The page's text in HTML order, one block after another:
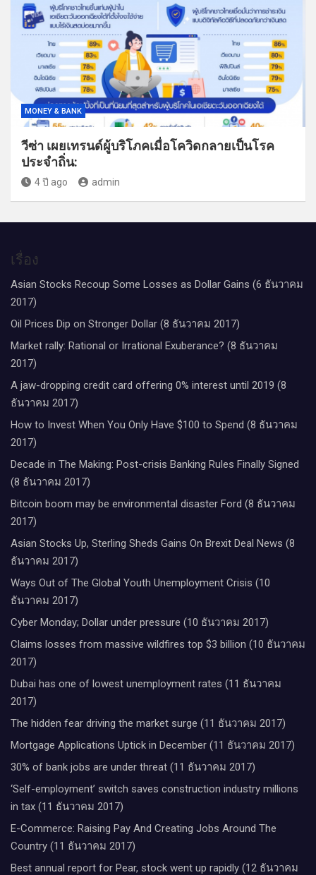
MONEY & BANK
วีซ่า เผยเทรนด์ผู้บริโภคเมื่อโควิดกลายเป็นโรค
ประจำถิ่น:
4 ปี ago admin
เรื่อง
Asian Stocks Recoup Some Losses as Dollar Gains (6 ธันวาคม
2017)
Oil Prices Dip on Stronger Dollar (8 ธันวาคม 2017)
Market rally: Rational or Irrational Exuberance? (8 ธันวาคม
2017)
A jaw-dropping credit card offering 0% interest until 2019 (8
ธันวาคม 2017)
How to Invest When You Only Have $100 to Spend (8 ธันวาคม
2017)
Decade in The Making: Post-crisis Banking Rules Finally Signed
(8 ธันวาคม 2017)
Bitcoin boom may be environmental disaster Ford (8 ธันวาคม
2017)
Asian Stocks Up, Sterling Sheds Gains On Brexit Deal News (8
ธันวาคม 2017)
Ways Out of The Global Youth Unemployment Crisis (10
ธันวาคม 2017)
Cyber Monday; Dollar under pressure (10 ธันวาคม 2017)
Claims losses from massive wildfires top $3 billion (10 ธันวาคม
2017)
Dubai has one of lowest unemployment rates (11 ธันวาคม
2017)
The hidden fear driving the market surge (11 ธันวาคม 2017)
Mortgage Applications Uptick in December (11 ธันวาคม 2017)
30% of bank jobs are under threat (11 ธันวาคม 2017)
‘Self-employment’ switch saves construction industry millions
in tax (11 ธันวาคม 2017)
E-Commerce: Raising Pay And Creating Jobs Around The
Country (11 ธันวาคม 2017)
Best annual report for Pear, stock went up rapidly (12 ธันวาคม